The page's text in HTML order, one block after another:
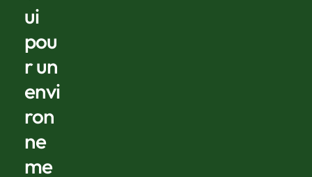
ui
pou
r un
envi
ron
ne
me